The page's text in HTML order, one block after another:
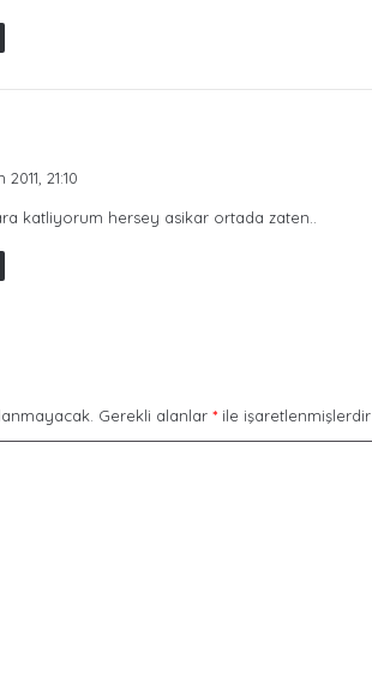
2011, 21:10
katliyorum hersey asikar ortada zaten..
Gerekli alanlar * ile işaretlenmişlerdir